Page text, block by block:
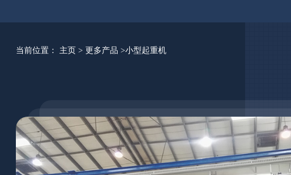
当前位置： 主页 > 更多产品 >小型起重机